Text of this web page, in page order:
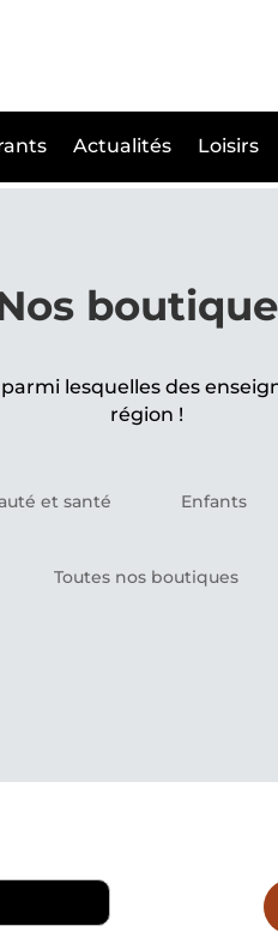
Actualités Loisirs
lesquelles des
région !
et santé Enfants
Toutes nos boutiques